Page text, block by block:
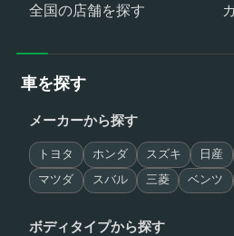
全国の店舗を探す
車を探す
メーカーから探す
トヨタ ホンダ スズキ 日産
マツダ スバル 三菱 ベンツ
ボディタイプから探す